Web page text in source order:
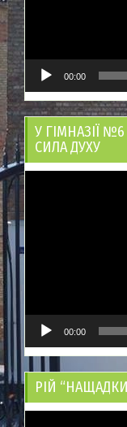
00:00
У ГІМНАЗІЇ
СИЛА ДУХУ
00:00
РІЙ